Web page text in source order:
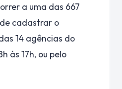
a uma das 667
cadastrar o
14 agências do
às 17h, ou pelo